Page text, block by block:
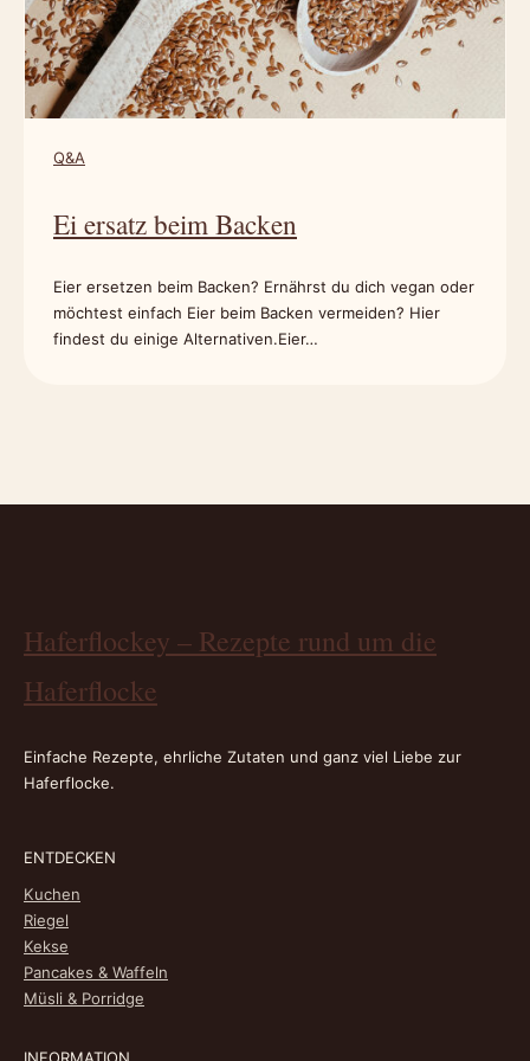
Q&A
Ei ersatz beim Backen
Eier ersetzen beim Backen? Ernährst du dich vegan oder
möchtest einfach Eier beim Backen vermeiden? Hier
findest du einige Alternativen.Eier…
Haferflockey – Rezepte rund um die
Haferflocke
Einfache Rezepte, ehrliche Zutaten und ganz viel Liebe zur
Haferflocke.
ENTDECKEN
Kuchen
Riegel
Kekse
Pancakes & Waffeln
Müsli & Porridge